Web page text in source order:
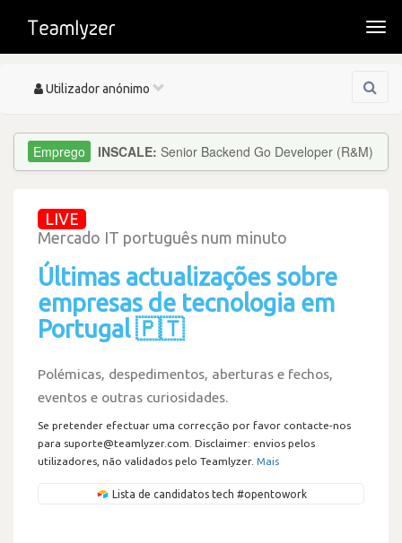
Toggle
Utilizador anónimo
INSCALE: Senior Backend Go Developer (R&M)
LIVE
Mercado IT português num minuto
Últimas actualizações sobre
empresas de tecnologia em
Portugal 🇵🇹
Polémicas, despedimentos, aberturas e fechos,
eventos e outras curiosidades.
Se pretender efectuar uma correcção por favor contacte-nos
para suporte@teamlyzer.com. Disclaimer: envios pelos
utilizadores, não validados pelo Teamlyzer. Mais
Lista de candidatos tech #opentowork